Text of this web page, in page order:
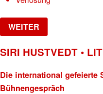
WEITER
SIRI HUSTVEDT •
Die international gefeierte
Bühnengespräch